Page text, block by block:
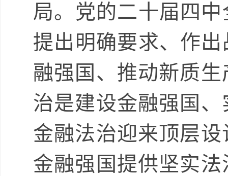
局。党的二十届四
提出明确要求、作
融强国、推动新质
治是建设金融强国
金融法治迎来顶层
金融强国提供坚实